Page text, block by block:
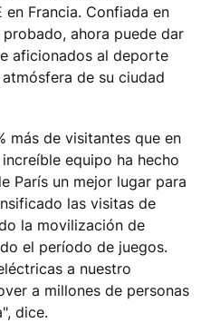
en Francia. Confiada en
ahora puede dar
aficionados al deporte
de su ciudad
más de visitantes que en
equipo ha hecho
París un mejor lugar para
las visitas de
la movilización de
el período de juegos.
a nuestro
a millones de personas
dice.